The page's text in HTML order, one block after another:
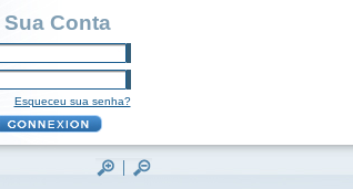
Sua Conta
Esqueceu sua senha?